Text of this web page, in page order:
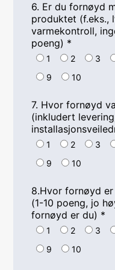
6. Er du fornøyd
produktet (f.eks.,
varmekontroll,
poeng) *
1 2 3
9
10
7. Hvor fornøyd
(inkludert
1 2 3
9
10
8.Hvor fornøyd
(1-10 poeng, jo
fornøyd er du) *
1 2 3
9
10